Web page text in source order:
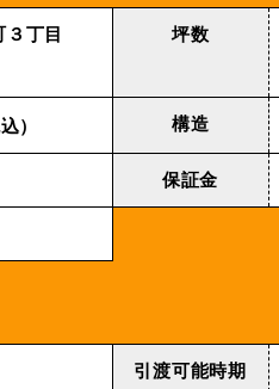
丁⽬
坪数
） 構造
保証金
引渡可能時期